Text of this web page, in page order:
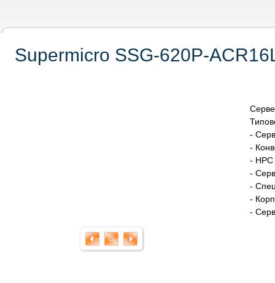
Supermicro SSG-620P-
-
-
-
-
-
-
-